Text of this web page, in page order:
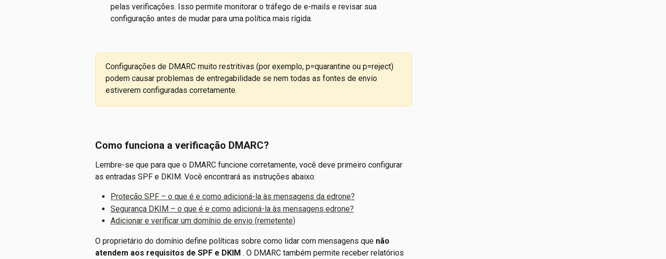
pelas verificações. Isso permite monitorar o tráfego de e-mails e revisar sua
configuração antes de mudar para uma política mais rígida.
Configurações de DMARC muito restritivas (por exemplo, p=quarantine ou p=reject)
podem causar problemas de entregabilidade se nem todas as fontes de envio
estiverem configuradas corretamente.
Como funciona a verificação DMARC?
Lembre-se que para que o DMARC funcione corretamente, você deve primeiro configurar
as entradas SPF e DKIM. Você encontrará as instruções abaixo:
Proteção SPF – o que é e como adicioná-la às mensagens da edrone?
Segurança DKIM – o que é e como adicioná-la às mensagens edrone?
Adicionar e verificar um domínio de envio (remetente)
O proprietário do domínio define políticas sobre como lidar com mensagens que não
atendem aos requisitos de SPF e DKIM . O DMARC também permite receber relatórios